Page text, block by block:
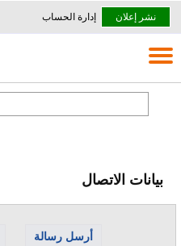
نشر إعلان إدارة الحساب
بيانات الاتصال
أرسل رسالة